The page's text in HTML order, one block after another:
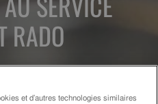
RADO
et d’autres technologies similaires